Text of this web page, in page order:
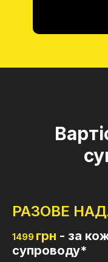
РАЗОВЕ
1499 грн - за
супроводу*